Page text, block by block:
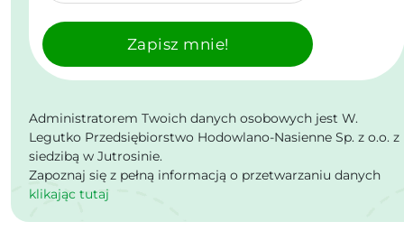
Zapisz mnie!
Administratorem Twoich danych osobowych jest W.
Legutko Przedsiębiorstwo Hodowlano-Nasienne Sp. z o.o. z
siedzibą w Jutrosinie.
Zapoznaj się z pełną informacją o przetwarzaniu danych
klikając tutaj